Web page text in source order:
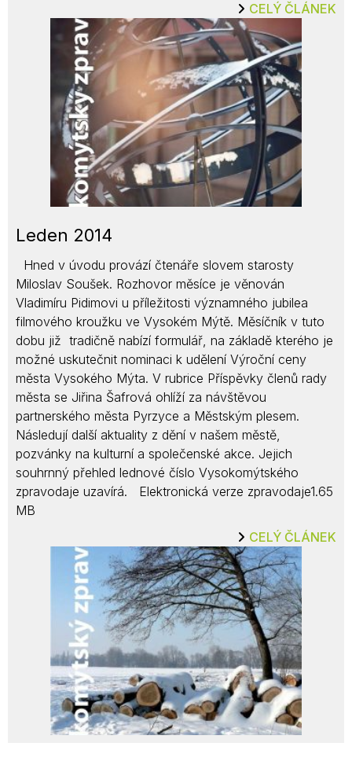
CELÝ ČLÁNEK
Leden 2014
Hned v úvodu provází čtenáře slovem starosty
Miloslav Soušek. Rozhovor měsíce je věnován
Vladimíru Pidimovi u příležitosti významného jubilea
filmového kroužku ve Vysokém Mýtě. Měsíčník v tuto
dobu již tradičně nabízí formulář, na základě kterého je
možné uskutečnit nominaci k udělení Výroční ceny
města Vysokého Mýta. V rubrice Příspěvky členů rady
města se Jiřina Šafrová ohlíží za návštěvou
partnerského města Pyrzyce a Městským plesem.
Následují další aktuality z dění v našem městě,
pozvánky na kulturní a společenské akce. Jejich
souhrnný přehled lednové číslo Vysokomýtského
zpravodaje uzavírá. Elektronická verze zpravodaje1.65
MB
CELÝ ČLÁNEK